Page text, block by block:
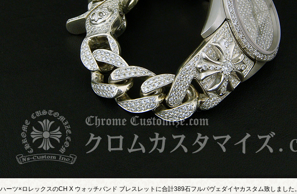
ーツ×ロレックスのCH X ウォッチバンド ブレスレットに合計389石フルパヴェダイヤカスタム致しました。